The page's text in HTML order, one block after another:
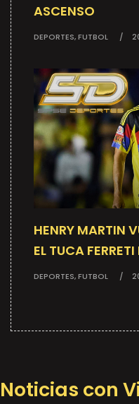
ASCENSO
DEPORTES, FUTBOL
HENRY MARTIN
EL TUCA
DEPORTES, FUTBOL
Noticias con